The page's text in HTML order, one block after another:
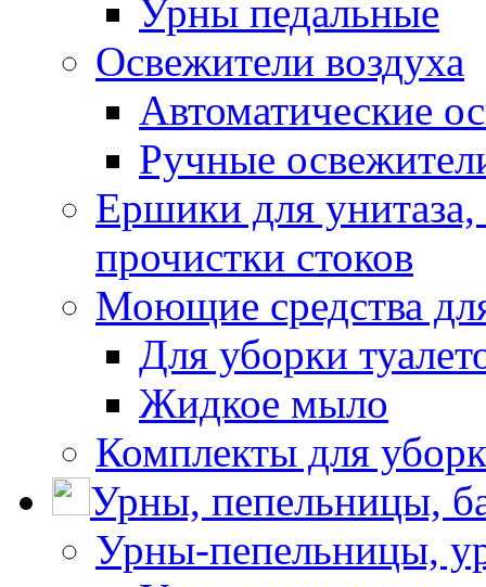
Урны педальные
Освежители воздуха
Автоматические
Ручные
Ершики для
прочистки стоков
Моющие средства
Для уборки
Жидкое мыло
Комплекты для
Урны, пепельницы,
Урны-пепельницы,